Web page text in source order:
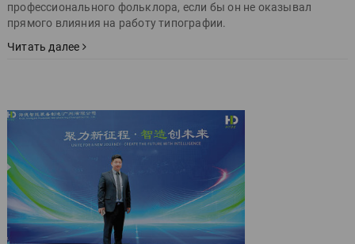
профессионального фольклора, если бы он не оказывал
прямого влияния на работу типографии.
Читать далее